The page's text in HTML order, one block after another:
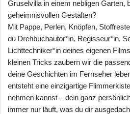
Gruselvilla in einem nebligen Garten,
geheimnisvollen Gestalten?
Mit Pappe, Perlen, Knöpfen,
du Drehbuchautor*in, Regisseur*in,
Lichttechniker*in deines eigenen
kleinen Tricks zaubern wir die
deine Geschichten im Fernseher
entsteht eine einzigartige
nehmen kannst – dein ganz
immer nur läuft, was du dir